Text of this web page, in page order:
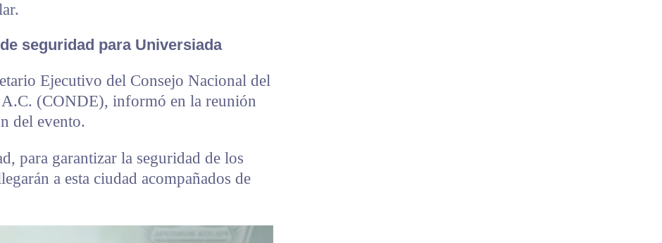
seguridad para Universiada
Ejecutivo del Consejo Nacional del
(CONDE), informó en la reunión
del evento.
para garantizar la seguridad de los
a esta ciudad acompañados de